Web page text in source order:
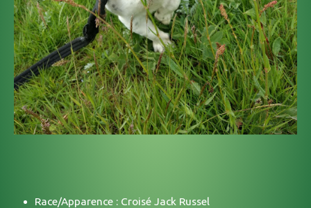
Race/Apparence : Croisé Jack Russel